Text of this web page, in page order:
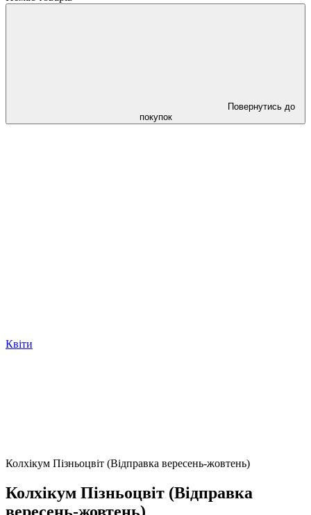
Повернутись до
покупок
Квіти
Колхікум Пізньоцвіт (Відправка вересень-жовтень)
Колхікум Пізньоцвіт (Відправка